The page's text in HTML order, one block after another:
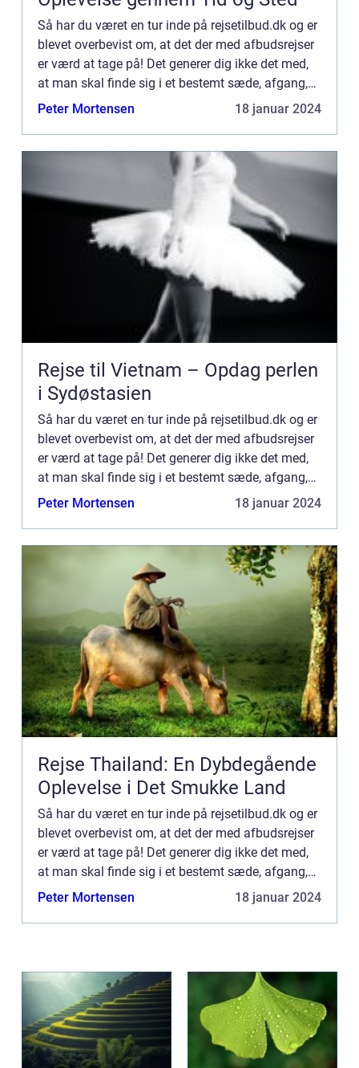
Så har du været en tur inde på rejsetilbud.dk og er
blevet overbevist om, at det der med afbudsrejser
er værd at tage på! Det generer dig ikke det med,
at man skal finde sig i et bestemt sæde, afgang,
ankomst og hjemrejse, for det bliver opvejet af d...
Peter Mortensen 18 januar 2024
Rejse til Vietnam – Opdag perlen
i Sydøstasien
Så har du været en tur inde på rejsetilbud.dk og er
blevet overbevist om, at det der med afbudsrejser
er værd at tage på! Det generer dig ikke det med,
at man skal finde sig i et bestemt sæde, afgang,
ankomst og hjemrejse, for det bliver opvejet af d...
Peter Mortensen 18 januar 2024
Rejse Thailand: En Dybdegående
Oplevelse i Det Smukke Land
Så har du været en tur inde på rejsetilbud.dk og er
blevet overbevist om, at det der med afbudsrejser
er værd at tage på! Det generer dig ikke det med,
at man skal finde sig i et bestemt sæde, afgang,
ankomst og hjemrejse, for det bliver opvejet af d...
Peter Mortensen 18 januar 2024